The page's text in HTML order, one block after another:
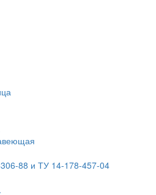
88 и ТУ 14-178-457-04